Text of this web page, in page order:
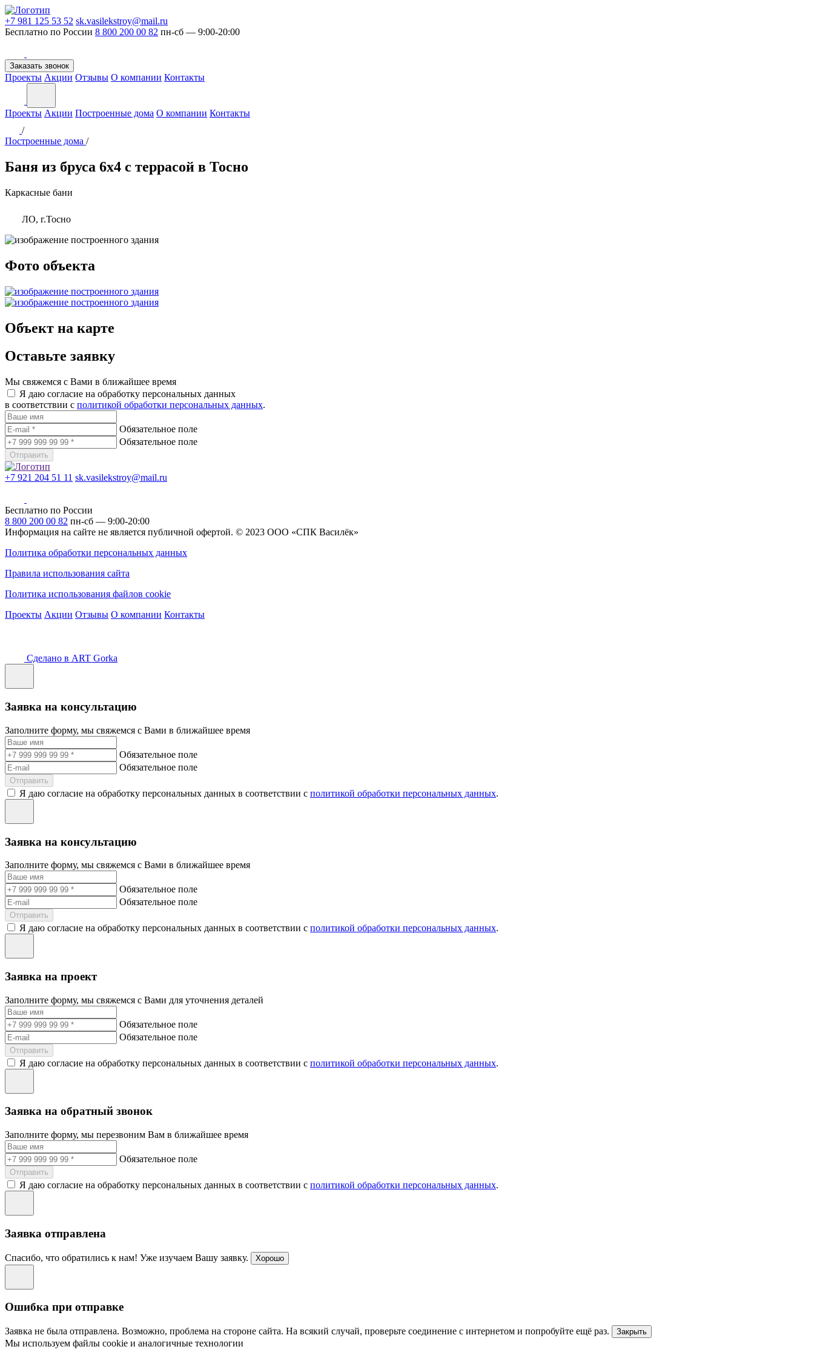
+7 981 125 53 52 sk.vasilekstroy@mail.ru
Бесплатно по России 8 800 200 00 82 пн-сб — 9:00-20:00
Заказать звонок
Проекты Акции Отзывы О компании Контакты
Проекты Акции Построенные дома О компании Контакты
/
Построенные дома /
Баня из бруса 6х4 с террасой в Тосно
Каркасные бани
ЛО, г.Тосно
Фото объекта
Объект на карте
Оставьте заявку
Мы свяжемся с Вами в ближайшее время
Я даю согласие на обработку персональных данных
в соответствии с политикой обработки персональных данных.
Обязательное поле
Обязательное поле
Отправить
+7 921 204 51 11 sk.vasilekstroy@mail.ru
Бесплатно по России
8 800 200 00 82 пн-сб — 9:00-20:00
Информация на сайте не является публичной офертой. © 2023 ООО «СПК Василёк»
Политика обработки персональных данных
Правила использования сайта
Политика использования файлов cookie
Проекты Акции Отзывы О компании Контакты
Сделано в ART Gorka
Заявка на консультацию
Заполните форму, мы свяжемся с Вами в ближайшее время
Обязательное поле
Обязательное поле
Отправить
Я даю согласие на обработку персональных данных в соответствии с политикой обработки персональных данных.
Заявка на консультацию
Заполните форму, мы свяжемся с Вами в ближайшее время
Обязательное поле
Обязательное поле
Отправить
Я даю согласие на обработку персональных данных в соответствии с политикой обработки персональных данных.
Заявка на проект
Заполните форму, мы свяжемся с Вами для уточнения деталей
Обязательное поле
Обязательное поле
Отправить
Я даю согласие на обработку персональных данных в соответствии с политикой обработки персональных данных.
Заявка на обратный звонок
Заполните форму, мы перезвоним Вам в ближайшее время
Обязательное поле
Отправить
Я даю согласие на обработку персональных данных в соответствии с политикой обработки персональных данных.
Заявка отправлена
Спасибо, что обратились к нам! Уже изучаем Вашу заявку. Хорошо
Ошибка при отправке
Заявка не была отправлена. Возможно, проблема на стороне сайта. На всякий случай, проверьте соединение с интернетом и попробуйте ещё раз. Закрыть
Мы используем файлы cookie и аналогичные технологии